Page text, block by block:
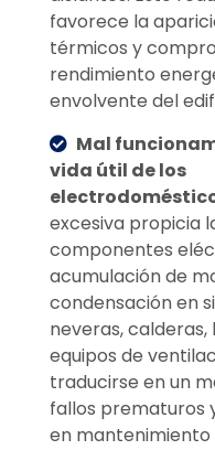
favorece la
térmicos y
rendimiento
envolvente del
Mal
vida útil de los
excesiva propicia
componentes
acumulación de
condensación en
neveras, calderas,
equipos de
traducirse en un
fallos prematuros
en mantenimiento